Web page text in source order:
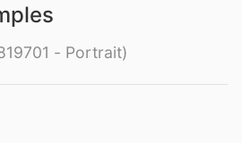
- Portrait)